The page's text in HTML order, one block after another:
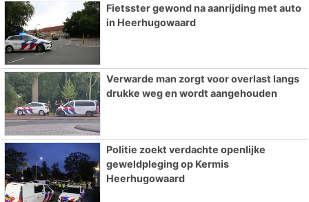
Fietsster gewond na aanrijding met auto
in Heerhugowaard
Verwarde man zorgt voor overlast langs
drukke weg en wordt aangehouden
Politie zoekt verdachte openlijke
geweldpleging op Kermis
Heerhugowaard